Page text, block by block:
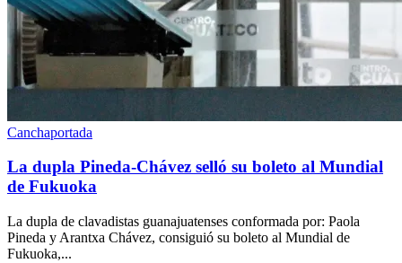
Canchaportada
La dupla Pineda-Chávez selló su boleto al Mundial
de Fukuoka
La dupla de clavadistas guanajuatenses conformada por: Paola
Pineda y Arantxa Chávez, consiguió su boleto al Mundial de
Fukuoka,...